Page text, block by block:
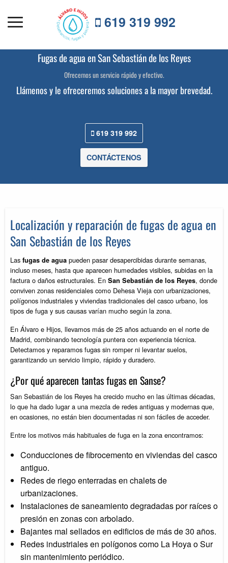
619 319 992
Fugas de agua en San Sebastián de los Reyes
Ofrecemos un servicio rápido y efectivo.
Llámenosy le ofreceremos soluciones a la mayor brevedad.
619 319 992
CONTÁCTENOS
Localización y reparación de fugas de agua en
San Sebastián de los Reyes
Las fugas de agua pueden pasar desapercibidas durante semanas,
incluso meses, hasta que aparecen humedades visibles, subidas en la
factura o daños estructurales. En San Sebastián de los Reyes, donde
conviven zonas residenciales como Dehesa Vieja con urbanizaciones,
polígonos industriales y viviendas tradicionales del casco urbano, los
tipos de fuga y sus causas varían mucho según la zona.
En Álvaro e Hijos, llevamos más de 25 años actuando en el norte de
Madrid, combinando tecnología puntera con experiencia técnica.
Detectamos y reparamos fugas sin romper ni levantar suelos,
garantizando un servicio limpio, rápido y duradero.
¿Por qué aparecen tantas fugas en Sanse?
San Sebastián de los Reyes ha crecido mucho en las últimas décadas,
lo que ha dado lugar a una mezcla de redes antiguas y modernas que,
en ocasiones, no están bien documentadas ni son fáciles de acceder.
Entre los motivos más habituales de fuga en la zona encontramos:
Conducciones de fibrocemento en viviendas del casco
antiguo.
Redes de riego enterradas en chalets de
urbanizaciones.
Instalaciones de saneamiento degradadas por raíces o
presión en zonas con arbolado.
Bajantes mal sellados en edificios de más de 30 años.
Redes industriales en polígonos como La Hoya o Sur
sin mantenimiento periódico.